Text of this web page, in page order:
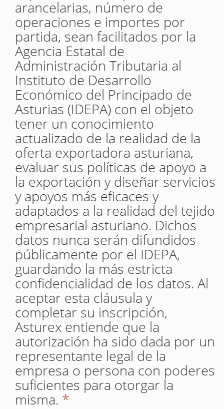
arancelarias, número de
operaciones e importes por
partida, sean facilitados por la
Agencia Estatal de
Administración Tributaria al
Instituto de Desarrollo
Económico del Principado de
Asturias (IDEPA) con el objeto
tener un conocimiento
actualizado de la realidad de la
oferta exportadora asturiana,
evaluar sus políticas de apoyo a
la exportación y diseñar servicios
y apoyos más eficaces y
adaptados a la realidad del tejido
empresarial asturiano. Dichos
datos nunca serán difundidos
públicamente por el IDEPA,
guardando la más estricta
confidencialidad de los datos. Al
aceptar esta cláusula y
completar su inscripción,
Asturex entiende que la
autorización ha sido dada por un
representante legal de la
empresa o persona con poderes
suficientes para otorgar la
misma. *